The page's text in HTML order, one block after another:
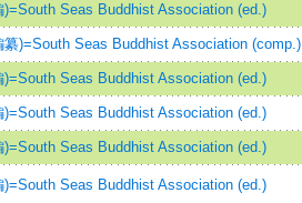
)=South Seas Buddhist Association (ed.)
纂)=South Seas Buddhist Association (comp.)
)=South Seas Buddhist Association (ed.)
)=South Seas Buddhist Association (ed.)
)=South Seas Buddhist Association (ed.)
)=South Seas Buddhist Association (ed.)